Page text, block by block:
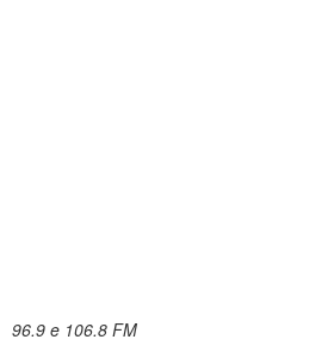
96.9 e 106.8 FM